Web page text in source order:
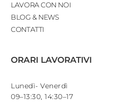
LAVORA CON NOI
BLOG & NEWS
CONTATTI
ORARI LAVORATIVI
Lunedì- Venerdì
09–13:30, 14:30–17